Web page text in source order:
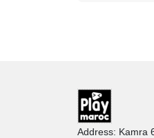
Address: Kamra